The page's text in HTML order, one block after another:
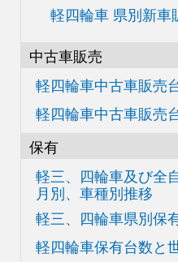
軽四輪車 県別新車
中古車販売
軽四輪車中古車販売
軽四輪車中古車販売
保有
軽三、四輪車及び全
月別、車種別推移
軽三、四輪車県別保
軽四輪車保有台数と